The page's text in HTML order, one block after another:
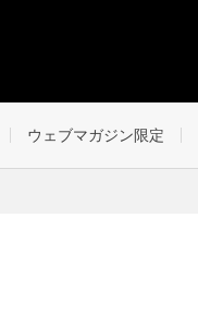
ウェブマガジン限定